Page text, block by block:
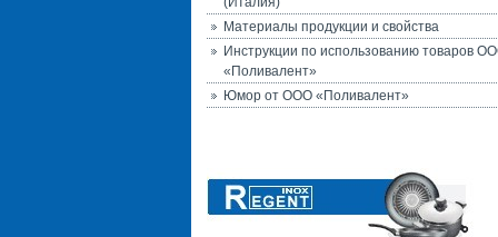
Материалы продукции и свойства
Инструкции по использованию товаров
«Поливалент»
Юмор от ООО «Поливалент»